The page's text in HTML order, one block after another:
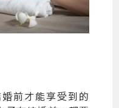
前才能享受到的